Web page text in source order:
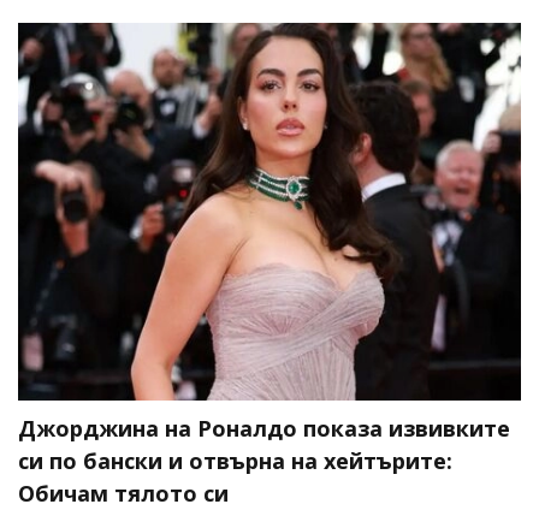
Джорджина на Роналдо показа извивките
си по бански и отвърна на хейтърите:
Обичам тялото си